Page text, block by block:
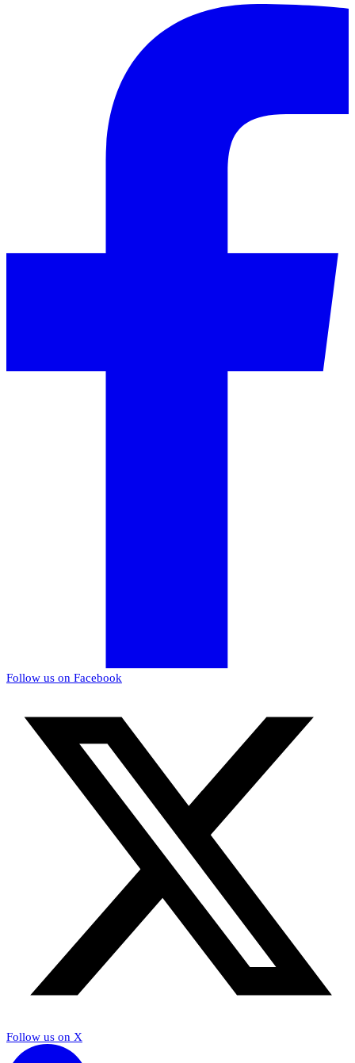
Follow us on Facebook
Follow us on X